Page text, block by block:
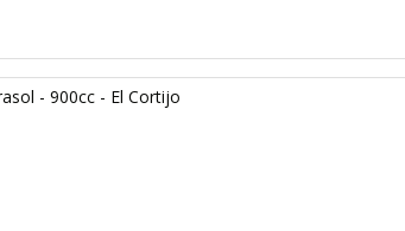
- 900cc - El Cortijo